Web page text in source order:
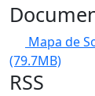
Mapa de
(79.7MB)
RSS